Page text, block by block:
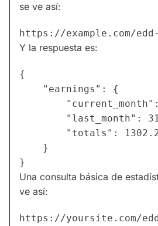
se ve así:
Y la respuesta es:
{
    "earnings": {
"last_month":
"totals":
    }
Una consulta básica de
ve así: